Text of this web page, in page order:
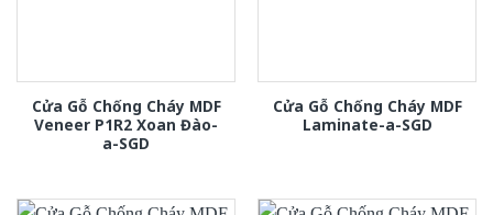
Cửa Gỗ Chống Cháy MDF
Veneer P1R2 Xoan Đào-
a-SGD
Cửa Gỗ Chống Cháy MDF
Laminate-a-SGD